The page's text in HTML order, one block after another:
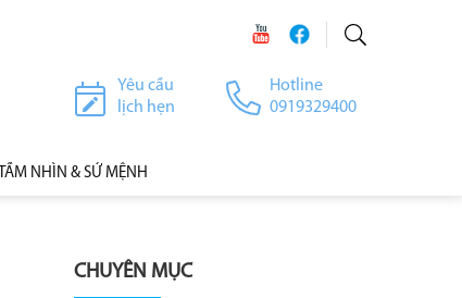
Hotline
0919329400
Yêu cầu
lịch hẹn
TẦM NHÌN & SỨ MỆNH
CHUYÊN MỤC